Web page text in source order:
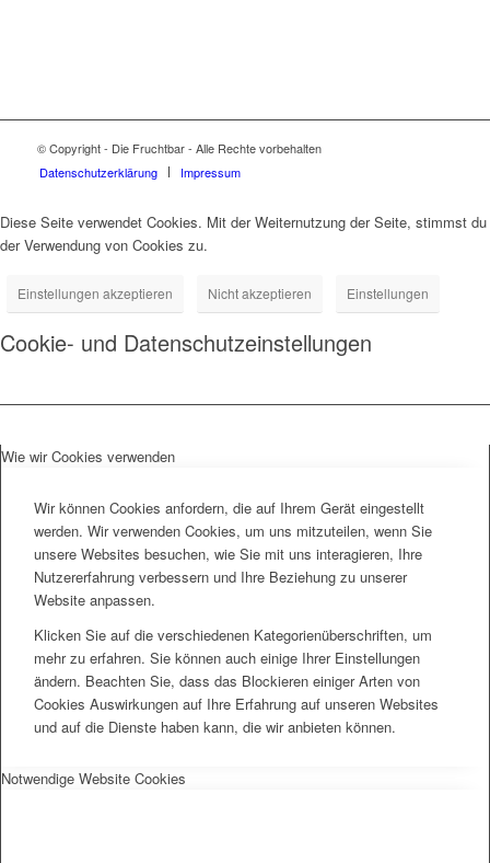
© Copyright - Die Fruchtbar - Alle Rechte vorbehalten
Datenschutz­erklärung
Impressum
Diese Seite verwendet Cookies. Mit der Weiternutzung der Seite, stimmst du
der Verwendung von Cookies zu.
Einstellungen akzeptieren Nicht akzeptieren Einstellungen
Cookie- und Datenschutzeinstellungen
Wie wir Cookies verwenden
Wir können Cookies anfordern, die auf Ihrem Gerät eingestellt
werden. Wir verwenden Cookies, um uns mitzuteilen, wenn Sie
unsere Websites besuchen, wie Sie mit uns interagieren, Ihre
Nutzererfahrung verbessern und Ihre Beziehung zu unserer
Website anpassen.
Klicken Sie auf die verschiedenen Kategorienüberschriften, um
mehr zu erfahren. Sie können auch einige Ihrer Einstellungen
ändern. Beachten Sie, dass das Blockieren einiger Arten von
Cookies Auswirkungen auf Ihre Erfahrung auf unseren Websites
und auf die Dienste haben kann, die wir anbieten können.
Notwendige Website Cookies